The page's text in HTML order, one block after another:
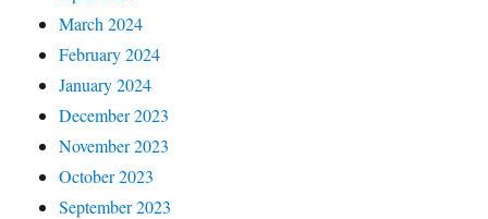
March 2024
February 2024
January 2024
December 2023
November 2023
October 2023
September 2023